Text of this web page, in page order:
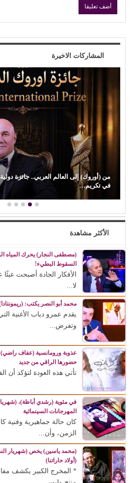
المشاركات الاخيرة
من (أوروك) إلى العالم العربي.. جائزة
في تكريم…
الأكثر مشاهدة
(مصطفى النجار) يحرك المياه
السقوط البطيء!
الأفكار الجادة أصبحت عبئًا
لا...
محمد أبو النصر يكتب:
يقدم عمرو دياب الأغنية
وتفرض...
عذوبة ورومانسية (عفاف
حضورها الراقي من جديد
تأتي هذه العودة لتؤكد أن
في مئوية (رشدي أباظة)،
المهرجانات السينمائية
كان حالة جماهيرية وفنية
الزمن، وأن...
(محمد ياسين) يخص (شهريار
(أولاد حاراتنا)
* المخرج الكبير يكشف